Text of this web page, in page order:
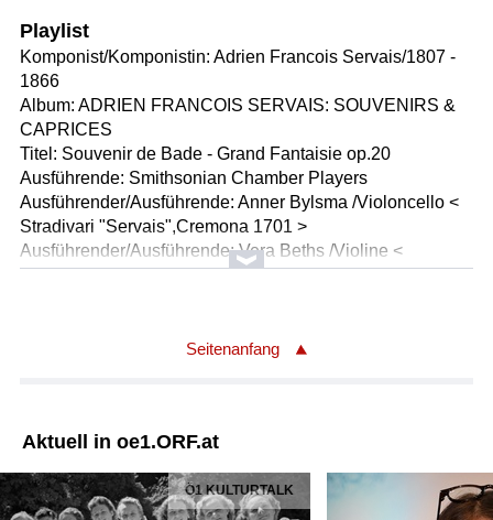
Playlist
Komponist/Komponistin: Adrien Francois Servais/1807 -
1866
Album: ADRIEN FRANCOIS SERVAIS: SOUVENIRS &
CAPRICES
Titel: Souvenir de Bade - Grand Fantaisie op.20
Ausführende: Smithsonian Chamber Players
Ausführender/Ausführende: Anner Bylsma /Violoncello <
Stradivari "Servais",Cremona 1701 >
Ausführender/Ausführende: Vera Beths /Violine <
Stradivari "ex parera", 1679 >
Ausführender/Ausführende: Melissa Graybeal /Viola <
Ausführender/Ausführende: Richard Myron /Kontrabaß <
D.Busan, Venedig 1743 >
Ausführender/Ausführende: James Weaver /Harmonium
Seitenanfang
Aktuell in oe1.ORF.at
Ö1 KULTURTALK